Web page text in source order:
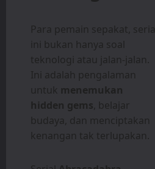
Para pemain sepakat, serial
ini bukan hanya soal
teknologi atau jalan-jalan.
Ini adalah pengalaman
untuk menemukan
hidden gems, belajar
budaya, dan menciptakan
kenangan tak terlupakan.